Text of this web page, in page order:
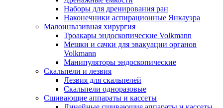
Наборы для дренирования ран
Наконечники аспирационные Янкауэра
Малоинвазивная хирургия
Троакары эндоскопические Volkmann
Мешки и сачки для эвакуации органов
Volkmann
Манипуляторы эндоскопические
Скальпели и лезвия
Лезвия для скальпелей
Скальпели одноразовые
Сшивающие аппараты и кассеты